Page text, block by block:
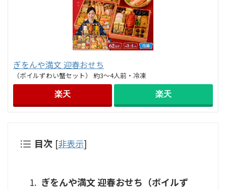
ぎをんや満文 迎春おせち
（ボイルずわい蟹セット） 約3～4人前・冷凍
楽天 楽天
目次 [非表示]
ぎをんや満文 迎春おせち（ボイルず